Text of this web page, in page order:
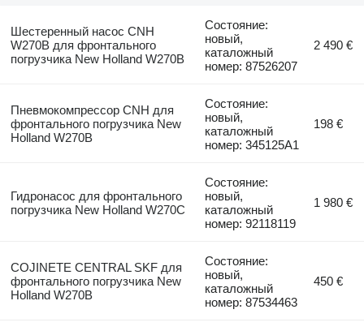
Шестеренный насос CNH
W270B для фронтального
погрузчика New Holland W270B
Состояние:
новый,
каталожный
номер: 87526207
2 490 €
Пневмокомпрессор CNH для
фронтального погрузчика New
Holland W270B
Состояние:
новый,
каталожный
номер: 345125A1
198 €
Гидронасос для фронтального
погрузчика New Holland W270C
Состояние:
новый,
каталожный
номер: 92118119
1 980 €
COJINETE CENTRAL SKF для
фронтального погрузчика New
Holland W270B
Состояние:
новый,
каталожный
номер: 87534463
450 €